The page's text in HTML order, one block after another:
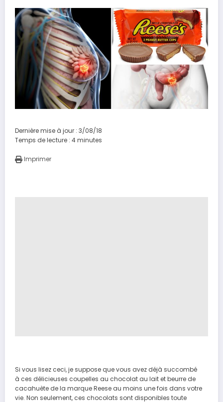
Dernière mise à jour : 3/08/18
Temps de lecture : 4minutes
Imprimer
Si vous lisez ceci, je suppose que vous avez déjà succombé
à ces délicieuses coupelles au chocolat au lait et beurre de
cacahuète de la marque Reese au moins une fois dans votre
vie. Non seulement, ces chocolats sont disponibles toute